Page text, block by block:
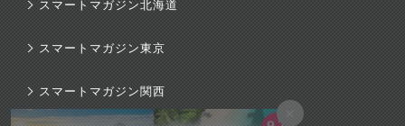
×
スマートマガジン北海道
スマートマガジン東京
スマートマガジン関西